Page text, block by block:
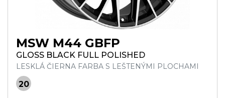
MSW M44 GBFP
GLOSS BLACK FULL POLISHED
LESKLÁ ČIERNA FARBA S LEŠTENÝMI PLOCHAMI
20